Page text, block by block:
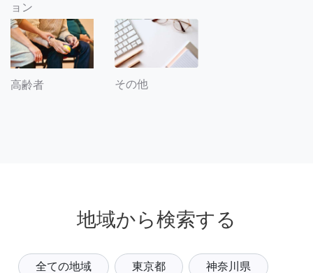
ョン
高齢者 その他
地域から検索する
全ての地域 東京都 神奈川県